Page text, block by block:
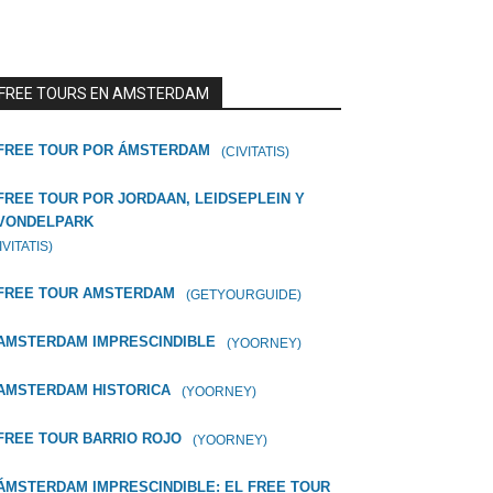
TOURS EN AMSTERDAM
TOUR POR ÁMSTERDAM (CIVITATIS)
TOUR POR JORDAAN, LEIDSEPLEIN Y
TOUR AMSTERDAM (GETYOURGUIDE)
IMPRESCINDIBLE (YOORNEY)
HISTORICA (YOORNEY)
TOUR BARRIO ROJO (YOORNEY)
IMPRESCINDIBLE: EL FREE TOUR